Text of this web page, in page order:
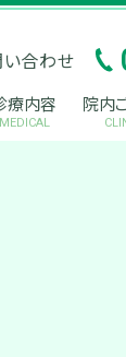
合わせ
療内容
MEDICAL
院内